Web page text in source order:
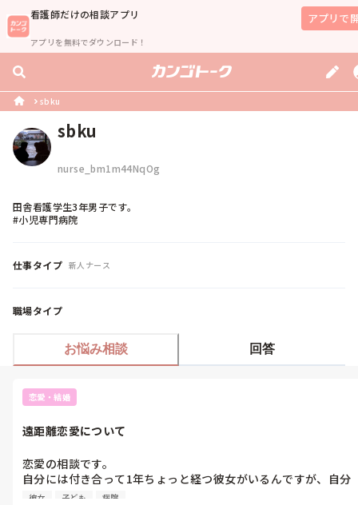
看護師だけの相談アプリ
アプリを無料でダウンロード！
アプリで
sbku
sbku
nurse_bm1m44NqOg
田舎看護学生3年男子です。
#小児専門病院
仕事タイプ 新人ナース
職場タイプ
お悩み相談 回答
恋愛・結婚
遠距離恋愛について
恋愛の相談です。
自分には付き合って1年ちょっと経つ彼女がいるんですが、自分
は県外に就職して彼女は私の地元の病院で働いていて現在どっち
彼女 子ども 病院